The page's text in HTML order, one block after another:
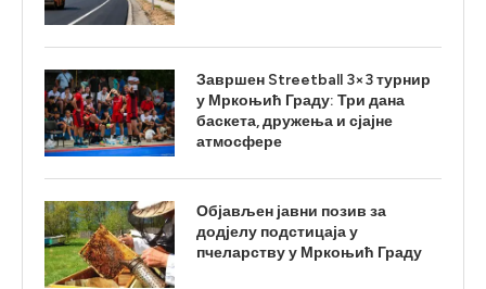
Завршен Streetball 3×3 турнир
у Мркоњић Граду: Три дана
баскета, дружења и сјајне
атмосфере
Објављен јавни позив за
додјелу подстицаја у
пчеларству у Мркоњић Граду